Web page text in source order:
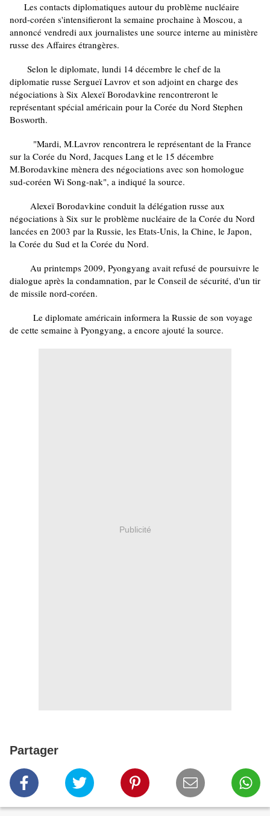
Les contacts diplomatiques autour du problème nucléaire
nord-coréen s'intensifieront la semaine prochaine à Moscou, a
annoncé vendredi aux journalistes une source interne au ministère
russe des Affaires étrangères.
Selon le diplomate, lundi 14 décembre le chef de la
diplomatie russe Sergueï Lavrov et son adjoint en charge des
négociations à Six Alexeï Borodavkine rencontreront le
représentant spécial américain pour la Corée du Nord Stephen
Bosworth.
"Mardi, M.Lavrov rencontrera le représentant de la France
sur la Corée du Nord, Jacques Lang et le 15 décembre
M.Borodavkine mènera des négociations avec son homologue
sud-coréen Wi Song-nak", a indiqué la source.
Alexeï Borodavkine conduit la délégation russe aux
négociations à Six sur le problème nucléaire de la Corée du Nord
lancées en 2003 par la Russie, les Etats-Unis, la Chine, le Japon,
la Corée du Sud et la Corée du Nord.
Au printemps 2009, Pyongyang avait refusé de poursuivre le
dialogue après la condamnation, par le Conseil de sécurité, d'un tir
de missile nord-coréen.
Le diplomate américain informera la Russie de son voyage
de cette semaine à Pyongyang, a encore ajouté la source.
Publicité
Partager